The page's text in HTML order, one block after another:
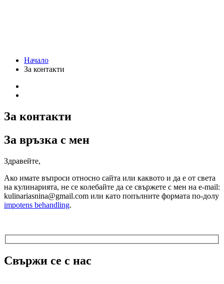
Начало
За контакти
За контакти
За връзка с мен
Здравейте,
Ако имате въпроси относно сайта или каквото и да е от света
на кулинарията, не се колебайте да се свържете с мен на e-mail:
kulinariasnina@gmail.com или като попълните формата по-долу
impotens behandling.
Свържи се с нас